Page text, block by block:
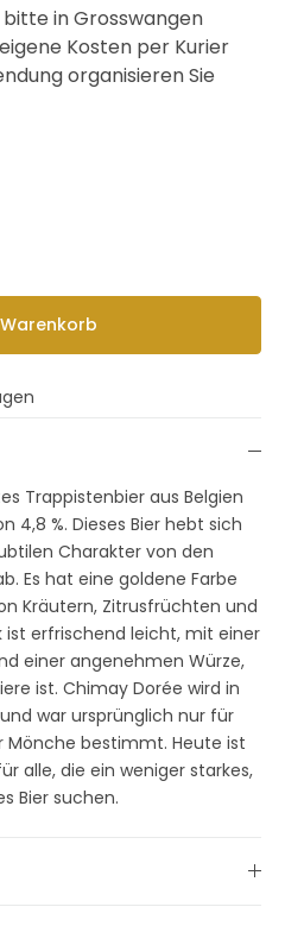
bitte in Grosswangen
Kosten per Kurier
organisieren Sie
den
Trappistenbier aus Belgien
4,8 %. Dieses Bier hebt sich
Charakter von den
Es hat eine goldene Farbe
Kräutern, Zitrusfrüchten und
ist erfrischend leicht, mit einer
einer angenehmen Würze,
ist. Chimay Dorée wird in
war ursprünglich nur für
bestimmt. Heute ist
alle, die ein weniger starkes,
Bier suchen.